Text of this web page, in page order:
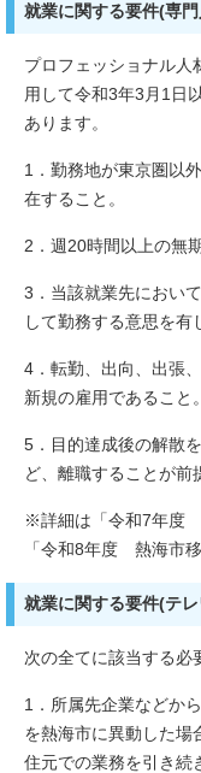
就業に関する要件(専
プロフェッショナル人
用して令和3年3月1日
あります。
1．勤務地が東京圏以
在すること。
2．週20時間以上の無
3．当該就業先におい
して勤務する意思を有
4．転勤、出向、出張
新規の雇用であること。
5．目的達成後の解散
ど、離職することが前
※詳細は「令和7年度
「令和8年度 熱海市
就業に関する要件(テ
次の全てに該当する必
1．所属先企業などか
を熱海市に異動した場
住元での業務を引き続